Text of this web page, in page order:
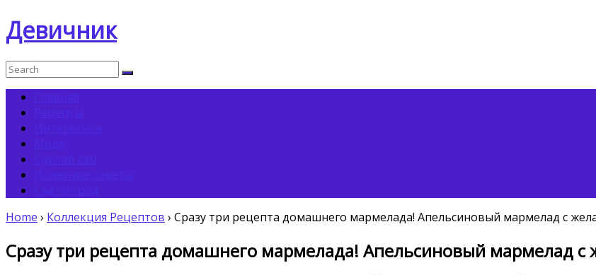
Девичник
Home › Коллекция Рецептов › Сразу три рецепта домашнего мармелада! Апельсиновый мармелад с
Сразу три рецепта домашнего мармелада! Апельсиновый мармелад с